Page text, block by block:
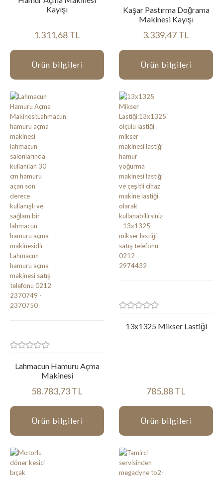
Kayışı
1.311,68 TL
Ürün bilgileri
Kaşar Pastırma Doğrama
Makinesi Kayışı
3.339,47 TL
Ürün bilgileri
Lahmacun Hamuru Açma
Makinesi
58.783,73 TL
Ürün bilgileri
13x1325 Mikser Lastiği
785,88 TL
Ürün bilgileri